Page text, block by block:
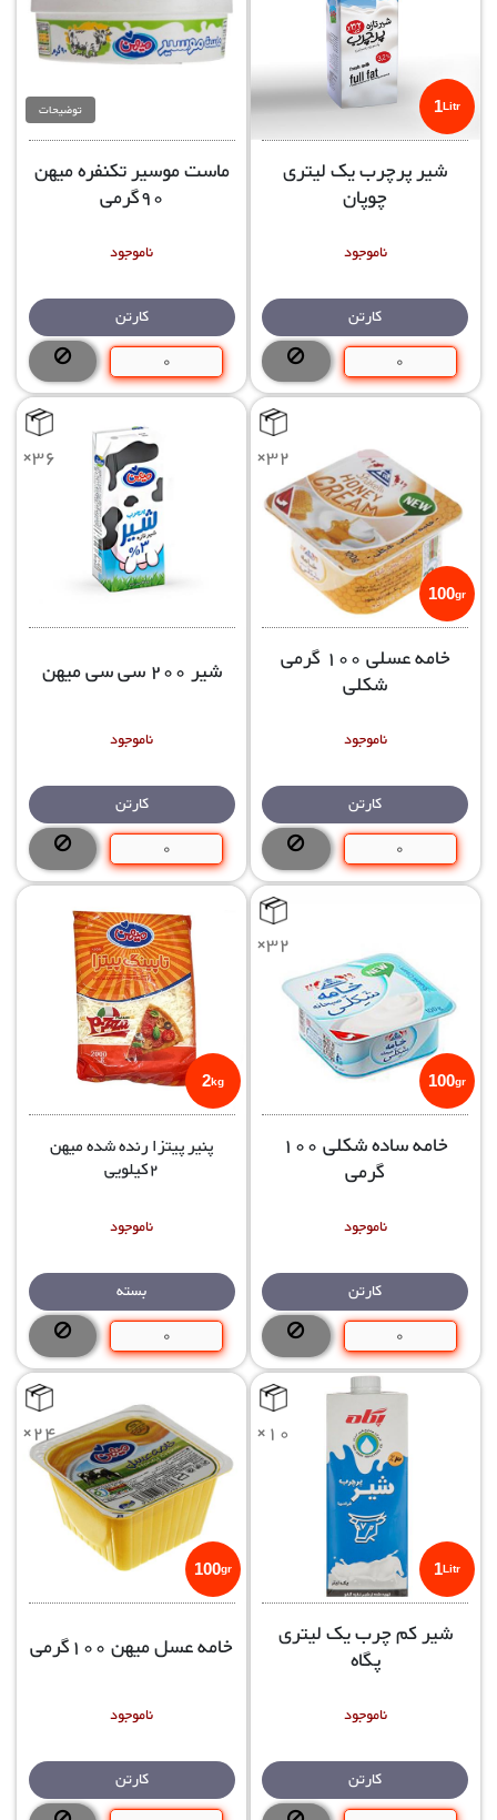
1Litr
شیر پرچرب یک لیتری
چوپان
ناموجود
کارتن
توضیحات
ماست موسیر تکنفره میهن
90گرمی
ناموجود
کارتن
×32
100gr
خامه عسلی 100 گرمی
شکلی
ناموجود
کارتن
×36
شیر 200 سی سی میهن
ناموجود
کارتن
×32
100gr
خامه ساده شکلی 100
گرمی
ناموجود
کارتن
2kg
پنیر پیتزا رنده شده میهن
2کیلویی
ناموجود
بسته
×10
1Litr
شیر کم چرب یک لیتری
پگاه
ناموجود
کارتن
×24
100gr
خامه عسل میهن 100گرمی
ناموجود
کارتن